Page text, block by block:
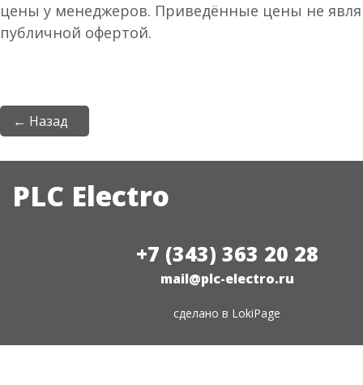
цены у менеджеров. Приведённые цены не
публичной офертой.
← Назад
PLC Electro
+7 (343) 363 20 28
mail@plc-electro.ru
сделано в LokiPage